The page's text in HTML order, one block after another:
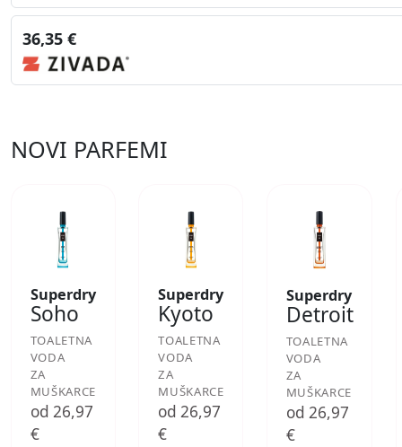
36,35 €
NOVI PARFEMI
Superdry
Soho
TOALETNA
VODA
ZA
MUŠKARCE
od 26,97
€
Superdry
Kyoto
TOALETNA
VODA
ZA
MUŠKARCE
od 26,97
€
Superdry
Detroit
TOALETNA
VODA
ZA
MUŠKARCE
od 26,97
€